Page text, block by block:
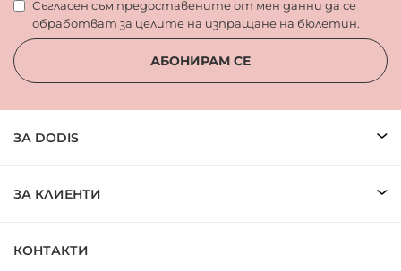
Съгласен съм предоставените от мен данни да се
обработват за целите на изпращане на бюлетин.
АБОНИРАМ СЕ
ЗА DODIS
ЗА КЛИЕНТИ
КОНТАКТИ